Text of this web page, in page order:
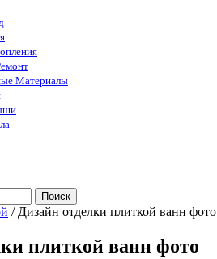
Материалы
Поиск
/ Дизайн отделки плиткой ванн фото
плиткой ванн фото